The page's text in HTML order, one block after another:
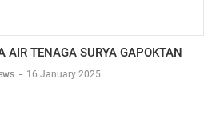
AIR TENAGA SURYA GAPOKTAN
- 16 January 2025